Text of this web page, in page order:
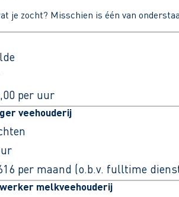
je zocht? Misschien is één van
per uur
veehouderij
per maand (o.b.v. fulltime
melkveehouderij